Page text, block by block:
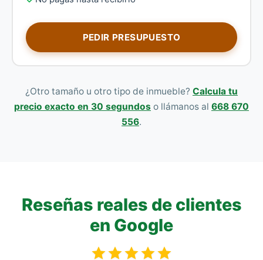
PEDIR PRESUPUESTO
¿Otro tamaño u otro tipo de inmueble? Calcula tu
precio exacto en 30 segundos o llámanos al 668 670
556.
Reseñas reales de clientes
en Google